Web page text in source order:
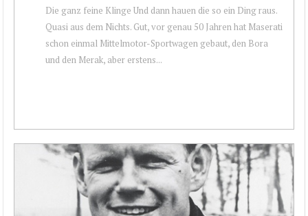
Die ganz feine Klinge Und dann hauen die so ein Ding raus.
Quasi aus dem Nichts. Gut, vor genau 50 Jahren hat Maserati
schon einmal Mittelmotor-Sportwagen gebaut, den Bora
und den Merak, aber erstens...